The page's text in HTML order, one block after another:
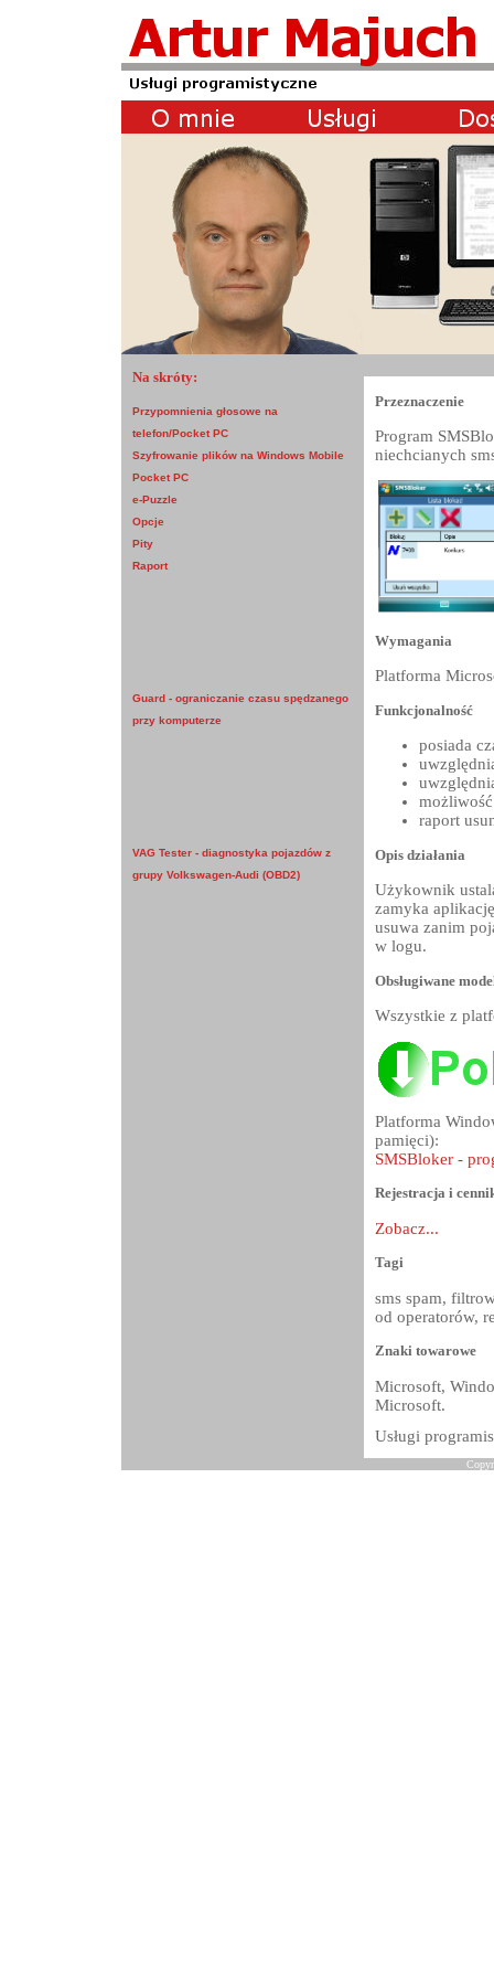
Na skróty:
Przypomnienia głosowe na
telefon/Pocket PC
Szyfrowanie plików na Windows Mobile
Pocket PC
e-Puzzle
Opcje
Pity
Raport
Guard - ograniczanie czasu spędzanego
przy komputerze
VAG Tester - diagnostyka pojazdów z
grupy Volkswagen-Audi (OBD2)
Przeznaczenie
Program
niechcianych
Wymagania
Platforma
Funkcjonalność
posiada
raport
Opis działania
Użykownik
zamyka
usuwa zanim
w logu.
Obsługiwane
Wszystkie z
Platforma
pamięci):
SMSBloker -
Rejestracja i
Zobacz...
Tagi
sms spam,
od operatorów,
Znaki towarowe
Microsoft,
Microsoft.
Usługi